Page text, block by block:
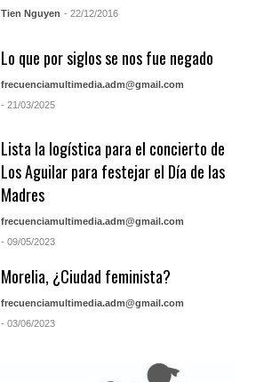
Tien Nguyen - 22/12/2016
Lo que por siglos se nos fue negado
frecuenciamultimedia.adm@gmail.com
- 21/03/2025
Lista la logística para el concierto de
Los Aguilar para festejar el Día de las
Madres
frecuenciamultimedia.adm@gmail.com
- 09/05/2023
Morelia, ¿Ciudad feminista?
frecuenciamultimedia.adm@gmail.com
- 03/06/2023